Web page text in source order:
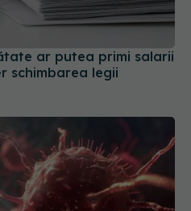
ar putea primi salarii
schimbarea legii